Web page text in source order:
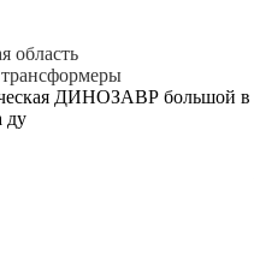
область
ДИНОЗАВР большой в
ду